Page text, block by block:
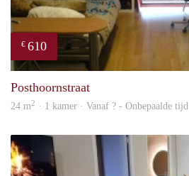
€ 610
Posthoornstraat
24 m2 · 1 kamer · Vanaf ? - Onbepaalde tijd